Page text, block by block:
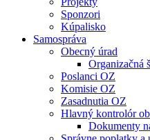
Sponzori
Kúpalisko
Samospráva
Obecný úrad
Organizačná
Poslanci OZ
Komisie OZ
Zasadnutia OZ
Hlavný kontrolór
Dokumenty